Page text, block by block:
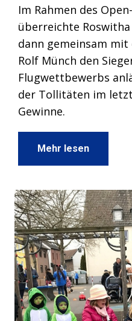
Im Rahmen des
überreichte
dann gemeinsam
Rolf Münch den
Flugwettbewerbs
der Tollitäten im
Gewinne.
Mehr lesen